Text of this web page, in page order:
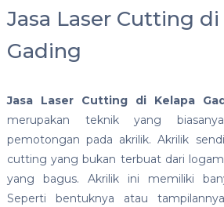
Jasa Laser Cutting di
Gading
Jasa Laser Cutting di Kelapa
merupakan teknik yang
pemotongan pada akrilik. Akrilik
cutting yang bukan terbuat dari
yang bagus. Akrilik ini memiliki
Seperti bentuknya atau